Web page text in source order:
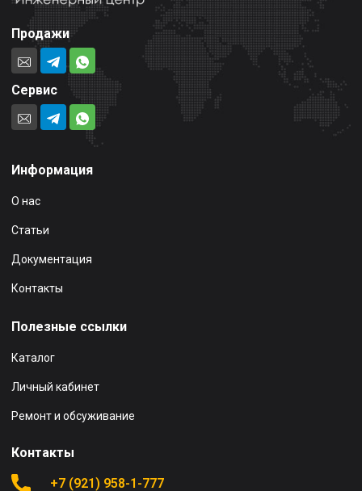
Продажи
Сервис
Информация
О нас
Статьи
Документация
Контакты
Полезные ссылки
Каталог
Личный кабинет
Ремонт и обсуживание
Контакты
+7 (921) 958-1-777